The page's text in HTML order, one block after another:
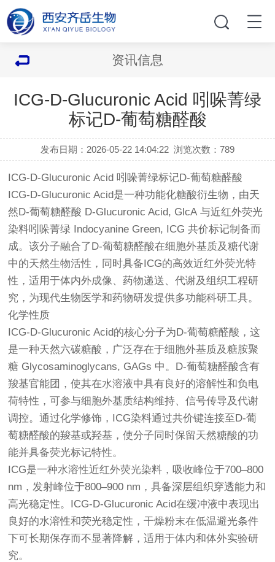
资讯信息
ICG-D-Glucuronic Acid 吲哚菁绿
标记D-葡萄糖醛酸
发布日期：2026-05-22 14:04:22 浏览次数：789
ICG-D-Glucuronic Acid 吲哚菁绿标记D-葡萄糖醛酸
ICG-D-Glucuronic Acid是一种功能化糖酸衍生物，由天
然D-葡萄糖醛酸 D-Glucuronic Acid, GlcA 与近红外荧光
染料吲哚菁绿 Indocyanine Green, ICG 共价标记制备而
成。该分子融合了D-葡萄糖醛酸在细胞外基质及糖代谢
中的天然生物活性，同时具备ICG的高效近红外荧光特
性，适用于体内外成像、药物递送、代谢及组织工程研
究，为现代生物医学和药物研发提供多功能科研工具。
化学性质
ICG-D-Glucuronic Acid的核心分子为D-葡萄糖醛酸，这
是一种天然六碳糖酸，广泛存在于细胞外基质及糖胺聚
糖 Glycosaminoglycans, GAGs 中。D-葡萄糖醛酸含有
羧基官能团，使其在水溶液中具有良好的溶解性和负电
荷特性，可参与细胞外基质结构维持、信号传导及代谢
调控。通过化学修饰，ICG染料通过共价键连接至D-葡
萄糖醛酸的羧基或羟基，使分子同时保留天然糖酸的功
能并具备荧光标记特性。
ICG是一种水溶性近红外荧光染料，吸收峰位于700–800
nm，发射峰位于800–900 nm，具备深层组织穿透能力和
高光稳定性。ICG-D-Glucuronic Acid在缓冲液中表现出
良好的水溶性和荧光稳定性，干燥粉末在低温避光条件
下可长期保存而不显著降解，适用于体内和体外实验研
究。